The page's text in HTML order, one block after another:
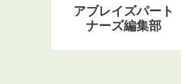
アブレイズパート
ナーズ編集部